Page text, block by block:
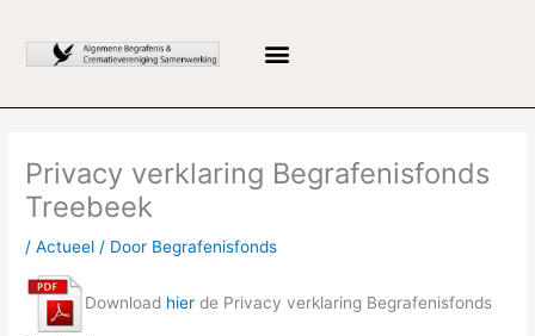
naar
Privacy verklaring Begrafenisfonds
Treebeek
/Actueel / Door Begrafenisfonds
Download hier de Privacy verklaring Begrafenisfonds